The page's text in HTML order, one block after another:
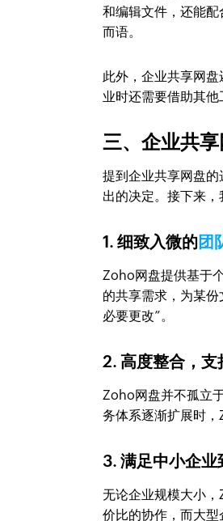
和编辑文件，还能
而语。
此外，企业共享网
业时还需要借助其他
三、企业共
提到企业共享网盘
出的决定。接下来
1. 细致入微的团
Zoho网盘提供基于
的共享需求，为某
必要更改”。
2. 高度整合，支
Zoho网盘并不孤立
务体系逐渐扩展时
3. 满足中小企
无论企业规模大小
价比的协作，而大